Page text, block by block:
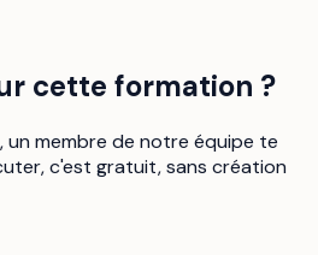
cette formation ?
un membre de notre équipe te
c'est gratuit, sans création